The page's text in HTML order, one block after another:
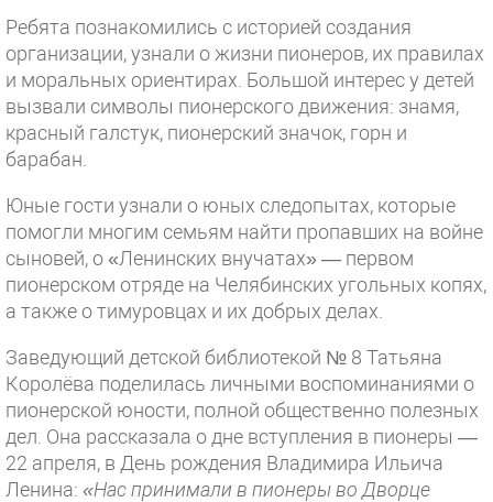
Ребята познакомились с историей создания
организации, узнали о жизни пионеров, их правилах
и моральных ориентирах. Большой интерес у детей
вызвали символы пионерского движения: знамя,
красный галстук, пионерский значок, горн и
барабан.
Юные гости узнали о юных следопытах, которые
помогли многим семьям найти пропавших на войне
сыновей, о «Ленинских внучатах» — первом
пионерском отряде на Челябинских угольных копях,
а также о тимуровцах и их добрых делах.
Заведующий детской библиотекой № 8 Татьяна
Королёва поделилась личными воспоминаниями о
пионерской юности, полной общественно полезных
дел. Она рассказала о дне вступления в пионеры —
22 апреля, в День рождения Владимира Ильича
Ленина: «Нас принимали в пионеры во Дворце